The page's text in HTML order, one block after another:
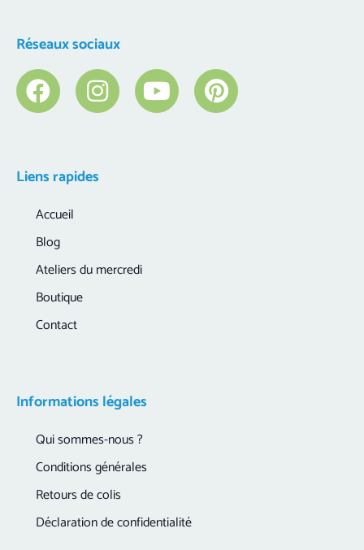
Informations légales
Qui sommes-nous ?
Conditions générales
Retours de colis
Déclaration de confidentialité
Liens rapides
Accueil
Blog
Ateliers du mercredi
Boutique
Contact
Réseaux sociaux